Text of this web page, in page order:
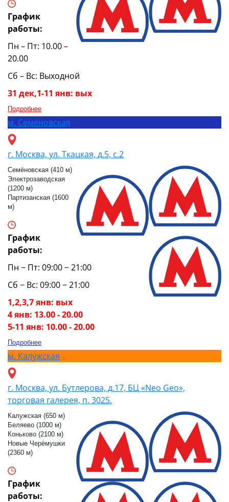
График
работы:
Пн – Пт: 10.00 –
20.00
Сб – Вс: Выходной
31 дек,1-11 янв: вых
Подробнее
м. Семёновская
г. Москва, ул. Ткацкая, д.5, с.2
Семёновская (410 м)
Электрозаводская
(1200 м)
Партизанская (1600
м)
График
работы:
Пн − Пт: 09:00 − 21:00
Сб − Вс: 09:00 − 21:00
1,2,3,7 янв: вых
4 янв: 13.00 - 20.00
5-11 янв: 10.00 - 20.00
Подробнее
м. Калужская
г. Москва, ул. Бутлерова, д.17, БЦ «Neo Geo»,
торговая галерея, п. 3025.
Калужская (650 м)
Беляево (1000 м)
Коньково (2100 м)
Новые Черёмушки
(2360 м)
График
работы: